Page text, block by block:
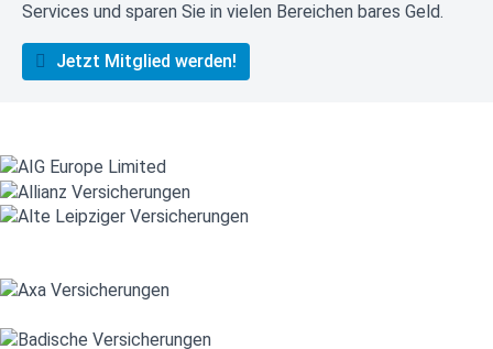
Services und sparen Sie in vielen Bereichen bares Geld.
Jetzt Mitglied werden!